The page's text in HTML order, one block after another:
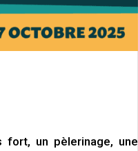
un pèlerinage, une